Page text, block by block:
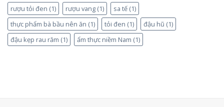
rượu tỏi đen (1) rượu vang (1) sa tế (1)
thực phẩm bà bầu nên ăn (1) tỏi đen (1) đậu hũ (1)
đậu kẹp rau răm (1) ẩm thực niềm Nam (1)